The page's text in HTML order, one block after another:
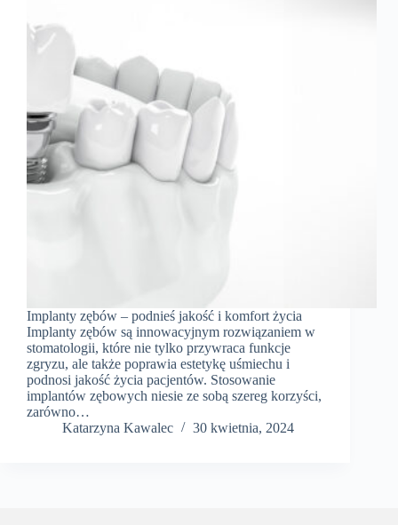
Implanty zębów – podnieś jakość i komfort życia
Implanty zębów są innowacyjnym rozwiązaniem w
stomatologii, które nie tylko przywraca funkcje
zgryzu, ale także poprawia estetykę uśmiechu i
podnosi jakość życia pacjentów. Stosowanie
implantów zębowych niesie ze sobą szereg korzyści,
zarówno…
Katarzyna Kawalec
30 kwietnia, 2024